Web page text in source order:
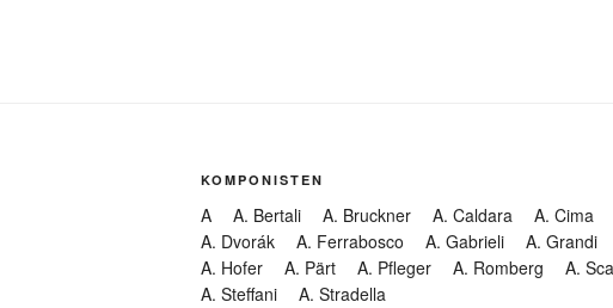
KOMPONISTEN
A A. Bertali A. Bruckner A. Caldara A. Cima
A. Dvorák
A. Ferrabosco A. Gabrieli A. Grandi
A. Hofer
A. Pärt A. Pfleger A. Romberg A.
A. Steffani
A. Stradella